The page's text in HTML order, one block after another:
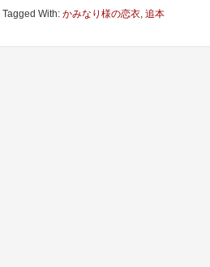
Tagged With: かみなり様の恋衣 追本